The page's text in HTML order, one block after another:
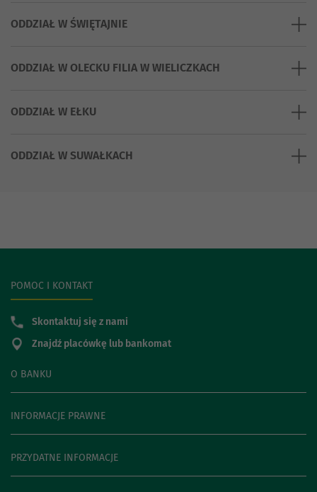
ODDZIAŁ W ŚWIĘTAJNIE
ODDZIAŁ W OLECKU FILIA W WIELICZKACH
ODDZIAŁ W EŁKU
ODDZIAŁ W SUWAŁKACH
O BANKU
INFORMACJE PRAWNE
PRZYDATNE INFORMACJE
POMOC I KONTAKT
Skontaktuj się z nami
Znajdź placówkę lub bankomat